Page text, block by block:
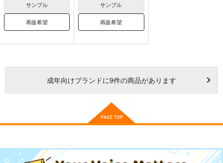
サンプル
再販希望
サンプル
再販希望
成年向けブランドに9件の商品があります